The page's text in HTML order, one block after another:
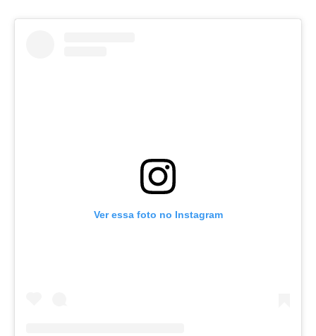
Ver essa foto no Instagram